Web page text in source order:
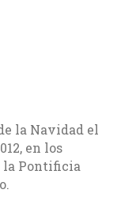
la Navidad el
en los
la Pontificia